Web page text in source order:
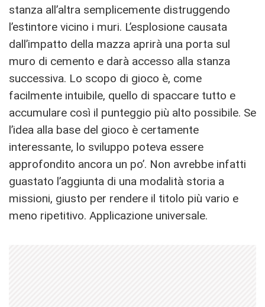
stanza all’altra semplicemente distruggendo
l’estintore vicino i muri. L’esplosione causata
dall’impatto della mazza aprirà una porta sul
muro di cemento e darà accesso alla stanza
successiva. Lo scopo di gioco è, come
facilmente intuibile, quello di spaccare tutto e
accumulare così il punteggio più alto possibile. Se
l’idea alla base del gioco è certamente
interessante, lo sviluppo poteva essere
approfondito ancora un po’. Non avrebbe infatti
guastato l’aggiunta di una modalità storia a
missioni, giusto per rendere il titolo più vario e
meno ripetitivo. Applicazione universale.